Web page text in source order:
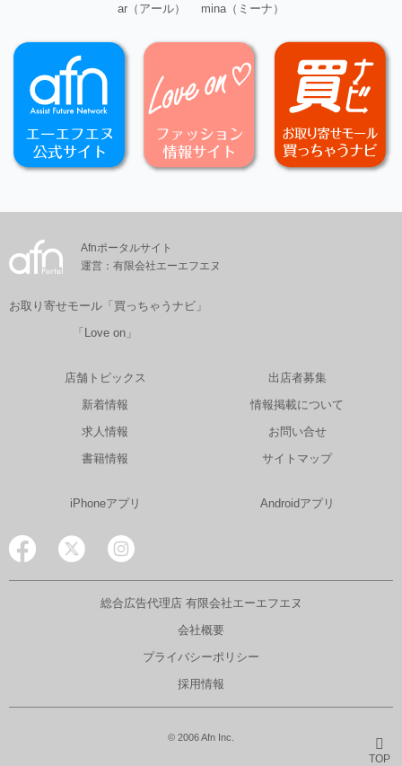
ar（アール）
mina（ミーナ）
TOP
Afnポータルサイト
運営：有限会社エーエフエヌ
お取り寄せモール「買っちゃうナビ」
「Love on」
店舗トピックス
新着情報
求人情報
書籍情報
出店者募集
情報掲載について
お問い合せ
サイトマップ
iPhoneアプリ Androidアプリ
総合広告代理店 有限会社エーエフエヌ
会社概要
プライバシーポリシー
採用情報
© 2006 Afn Inc.